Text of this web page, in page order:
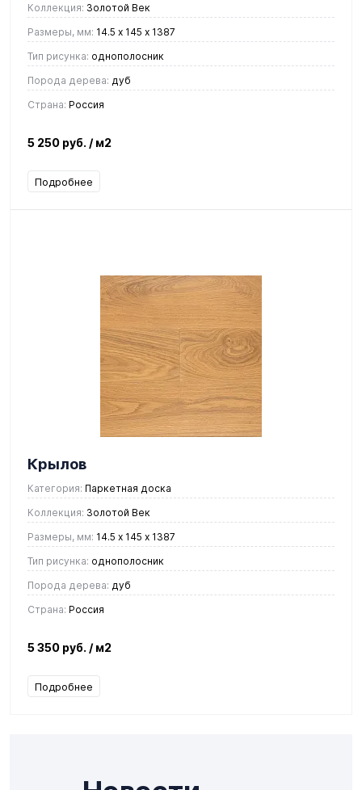
Коллекция: Золотой Век
Размеры, мм: 14.5 х 145 х 1387
Тип рисунка: однополосник
Порода дерева: дуб
Страна: Россия
5 250 руб. / м2
Подробнее
Крылов
Категория: Паркетная доска
Коллекция: Золотой Век
Размеры, мм: 14.5 х 145 х 1387
Тип рисунка: однополосник
Порода дерева: дуб
Страна: Россия
5 350 руб. / м2
Подробнее